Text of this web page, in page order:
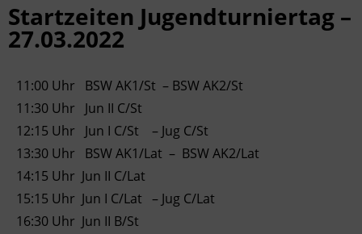
Startzeiten Jugendturniertag –
27.03.2022
11:00 Uhr BSW AK1/St – BSW AK2/St
11:30 Uhr Jun II C/St
12:15 Uhr Jun I C/St – Jug C/St
13:30 Uhr BSW AK1/Lat – BSW AK2/Lat
14:15 Uhr Jun II C/Lat
15:15 Uhr Jun I C/Lat – Jug C/Lat
16:30 Uhr Jun II B/St